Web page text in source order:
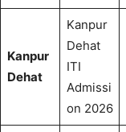
Kanpur
Dehat
Kanpur
Dehat
ITI
Admissi
on 2026